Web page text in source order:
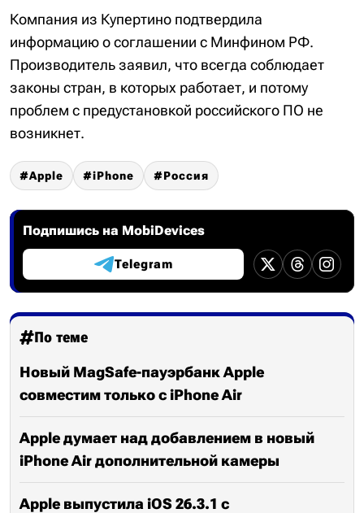
Компания из Купертино подтвердила
информацию о соглашении с Минфином РФ.
Производитель заявил, что всегда соблюдает
законы стран, в которых работает, и потому
проблем с предустановкой российского ПО не
возникнет.
Apple iPhone Россия
Подпишись на MobiDevices
Telegram
По теме
Новый MagSafe-пауэрбанк Apple
совместим только с iPhone Air
Apple думает над добавлением в новый
iPhone Air дополнительной камеры
Apple выпустила iOS 26.3.1 с